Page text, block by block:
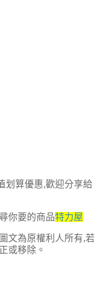
划算優惠,歡迎分享給
你要的商品特力屋
文為原權利人所有,若
或移除。